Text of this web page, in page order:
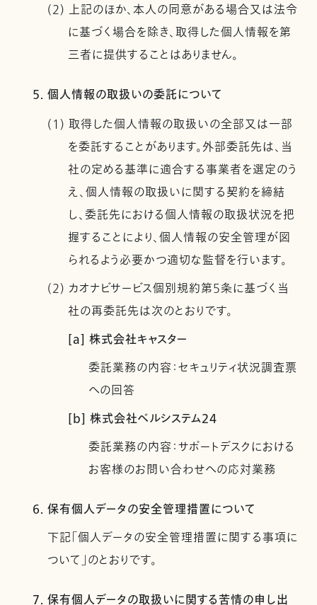
(2) 上記のほか、本人の同意がある場合又は法令
に基づく場合を除き、取得した個人情報を第
三者に提供することはありません。
5. 個人情報の取扱いの委託について
(1) 取得した個人情報の取扱いの全部又は一部
を委託することがあります。外部委託先は、当
社の定める基準に適合する事業者を選定のう
え、個人情報の取扱いに関する契約を締結
し、委託先における個人情報の取扱状況を把
握することにより、個人情報の安全管理が図
られるよう必要かつ適切な監督を行います。
(2) カオナビサービス個別規約第5条に基づく当
社の再委託先は次のとおりです。
[a] 株式会社キャスター
委託業務の内容：セキュリティ状況調査票
への回答
[b] 株式会社ベルシステム24
委託業務の内容：サポートデスクにおける
お客様のお問い合わせへの応対業務
6. 保有個人データの安全管理措置について
下記「個人データの安全管理措置に関する事項に
ついて」のとおりです。
7. 保有個人データの取扱いに関する苦情の申し出